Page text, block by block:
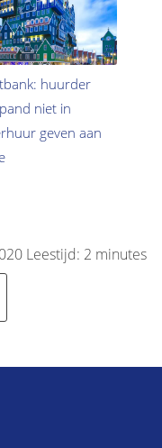
huurder
niet in
geven aan
Leestijd: 2 minutes